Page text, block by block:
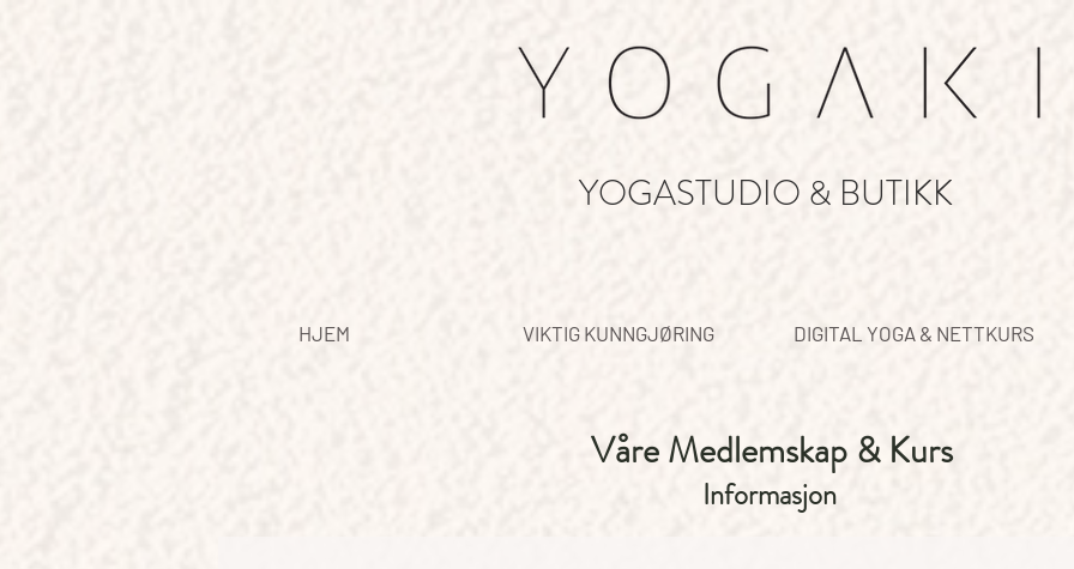
YOGASTUDIO & BUTIKK
HJEM VIKTIG KUNNGJØRING DIGITAL YOGA & NETTKURS
Våre Medlemskap & Kurs
Informasjon